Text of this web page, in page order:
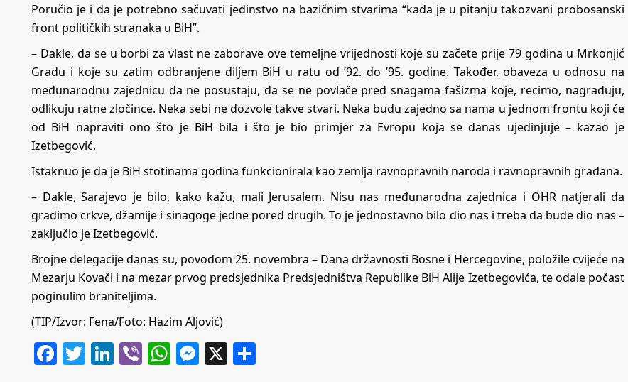
Poručio je i da je potrebno sačuvati jedinstvo na bazičnim stvarima “kada je u pitanju takozvani probosanski
front političkih stranaka u BiH”.
– Dakle, da se u borbi za vlast ne zaborave ove temeljne vrijednosti koje su začete prije 79 godina u Mrkonjić
Gradu i koje su zatim odbranjene diljem BiH u ratu od ’92. do ’95. godine. Također, obaveza u odnosu na
međunarodnu zajednicu da ne posustaju, da se ne povlače pred snagama fašizma koje, recimo, nagrađuju,
odlikuju ratne zločince. Neka sebi ne dozvole takve stvari. Neka budu zajedno sa nama u jednom frontu koji će
od BiH napraviti ono što je BiH bila i što je bio primjer za Evropu koja se danas ujedinjuje – kazao je
Izetbegović.
Istaknuo je da je BiH stotinama godina funkcionirala kao zemlja ravnopravnih naroda i ravnopravnih građana.
– Dakle, Sarajevo je bilo, kako kažu, mali Jerusalem. Nisu nas međunarodna zajednica i OHR natjerali da
gradimo crkve, džamije i sinagoge jedne pored drugih. To je jednostavno bilo dio nas i treba da bude dio nas –
zaključio je Izetbegović.
Brojne delegacije danas su, povodom 25. novembra – Dana državnosti Bosne i Hercegovine, položile cvijeće na
Mezarju Kovači i na mezar prvog predsjednika Predsjedništva Republike BiH Alije Izetbegovića, te odale počast
poginulim braniteljima.
(TIP/Izvor: Fena/Foto: Hazim Aljović)
Facebook
Twitter
LinkedIn
ViberWhatsApp
Messenger
X